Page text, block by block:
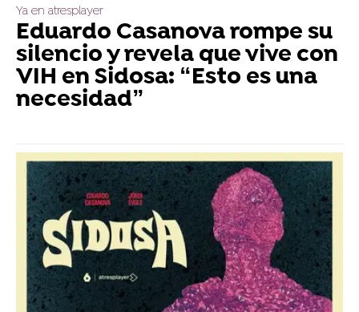
Ya en atresplayer
Eduardo Casanova rompe su
silencio y revela que vive con
VIH en Sidosa: “Esto es una
necesidad”